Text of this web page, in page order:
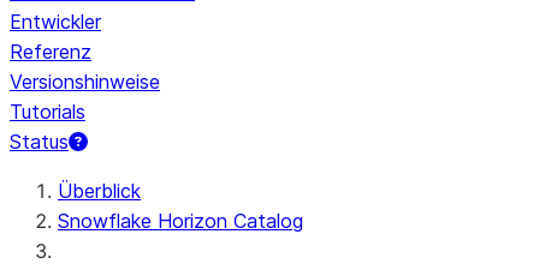
Entwickler
Referenz
Versionshinweise
Tutorials
Status
Überblick
Snowflake Horizon Catalog